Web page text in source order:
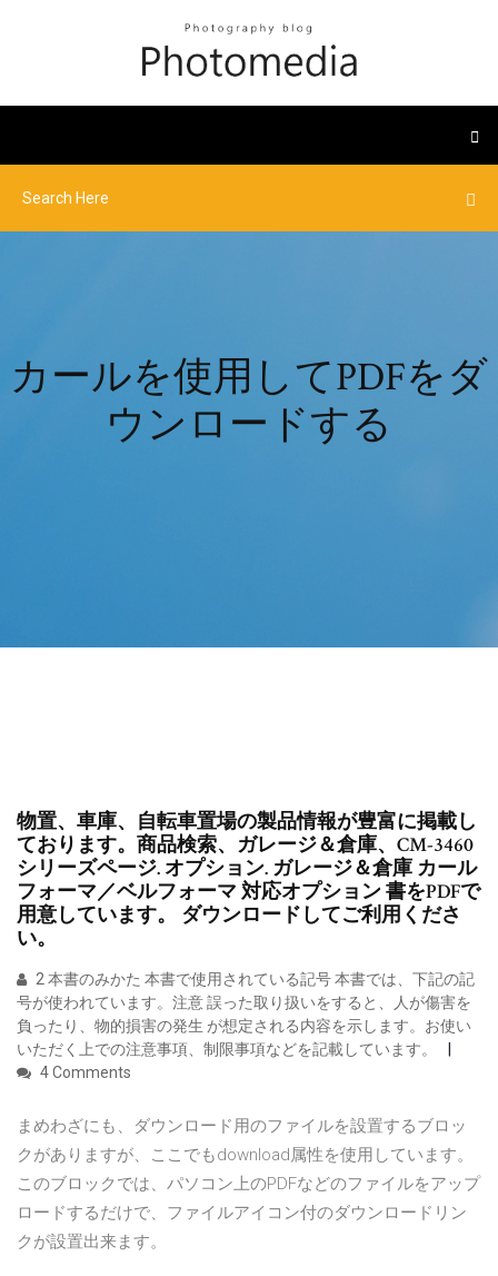
カールを使用してPDFをダ
ウンロードする
物置、車庫、自転車置場の製品情報が豊富に掲載し
ております。商品検索、ガレージ＆倉庫、CM-3460
シリーズページ. オプション. ガレージ＆倉庫 カール
フォーマ／ベルフォーマ 対応オプション 書をPDFで
用意しています。 ダウンロードしてご利用くださ
い。
2 本書のみかた 本書で使用されている記号 本書では、下記の記
号が使われています。注意 誤った取り扱いをすると、人が傷害を
負ったり、物的損害の発生 が想定される内容を示します。お使い
いただく上での注意事項、制限事項などを記載しています。
4 Comments
まめわざにも、ダウンロード用のファイルを設置するブロッ
クがありますが、ここでもdownload属性を使用しています。
このブロックでは、パソコン上のPDFなどのファイルをアップ
ロードするだけで、ファイルアイコン付のダウンロードリン
クが設置出来ます。